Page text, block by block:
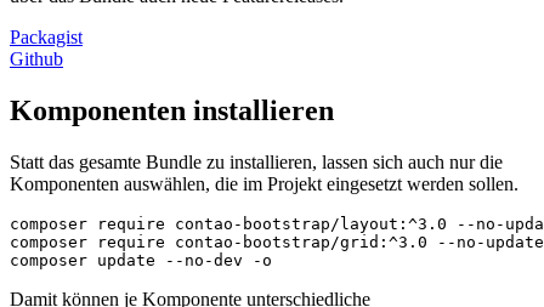
Packagist
Github
Komponenten installieren
Statt das gesamte Bundle zu installieren, lassen sich auch nur die
Komponenten auswählen, die im Projekt eingesetzt werden sollen.
composer require contao-bootstrap/layout:^3.0 --no-
composer require contao-bootstrap/grid:^3.0 --no-update
composer update --no-dev -o
Damit können je Komponente unterschiedliche